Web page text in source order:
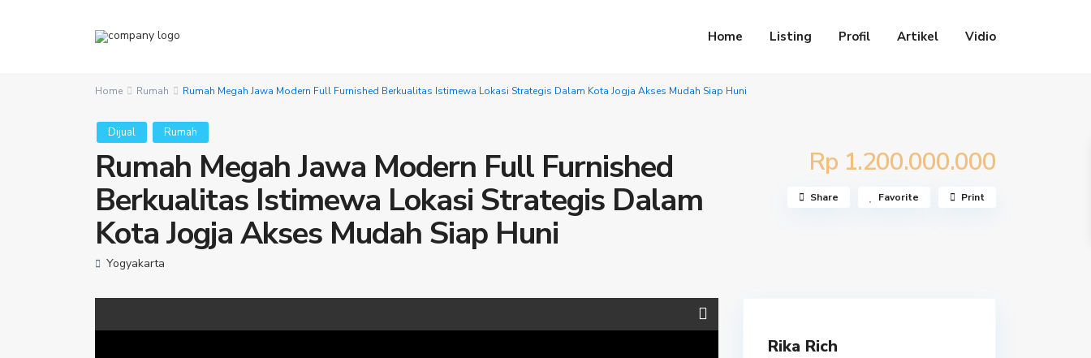
Home Listing Profil Artikel Vidio
Home Rumah Rumah Megah Jawa Modern Full Furnished Berkualitas Istimewa Lokasi Strategis Dalam Kota Jogja Akses Mudah Siap Huni
Dijual Rumah
Rumah Megah Jawa Modern Full Furnished
Berkualitas Istimewa Lokasi Strategis Dalam
Kota Jogja Akses Mudah Siap Huni
Rp 1.200.000.000
Yogyakarta
Share Favorite Print
Rika Rich